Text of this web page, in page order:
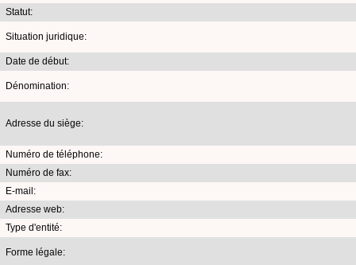
Statut:
Situation juridique:
Date de début:
Dénomination:
Adresse du siège:
Numéro de téléphone:
Numéro de fax:
E-mail:
Adresse web:
Type d'entité:
Forme légale: